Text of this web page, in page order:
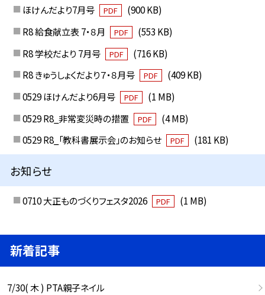
ほけんだより7月号 PDF
(900 KB)
R8 給食献立表 7・８月
PDF
(553 KB)
R8 学校だより 7月号
PDF
(716 KB)
R8 きゅうしょくだより７・８月号
PDF
(409 KB)
0529 ほけんだより6月号
PDF
(1 MB)
0529 R8_非常変災時の措置
PDF
(4 MB)
0529 R8_「教科書展示会」のお知らせ
PDF (181 KB)
お知らせ
0710 大正ものづくりフェスタ2026 PDF (1 MB)
新着記事
7/30( 木 ) PTA親子ネイル